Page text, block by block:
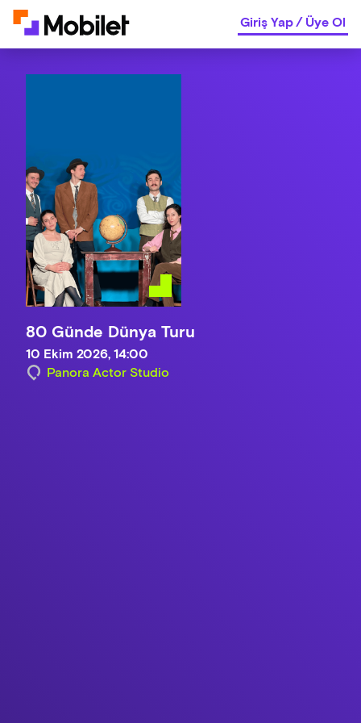
Giriş Yap/Üye Ol
80 Günde Dünya Turu
10 Ekim 2026, 14:00
Panora Actor Studio